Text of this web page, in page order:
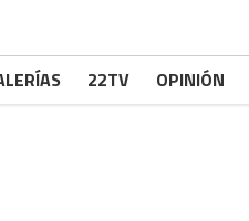
22TV OPINIÓN